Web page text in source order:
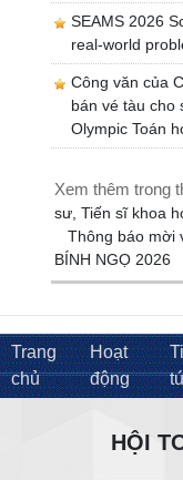
SEAMS 2026
real-world
Công văn của
bán vé tàu cho
Olympic Toán
Xem thêm trong
sư, Tiến sĩ khoa
Thông báo mời
BÍNH NGỌ 2026
Trang
chủ
Hoạt
động
HỘI